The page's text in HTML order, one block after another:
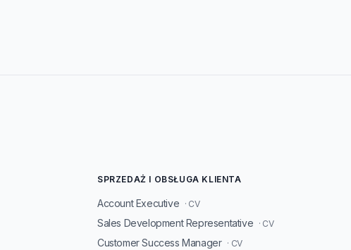
SPRZEDAŻ I OBSŁUGA KLIENTA
Account Executive · CV
Sales Development Representative · CV
Customer Success Manager · CV